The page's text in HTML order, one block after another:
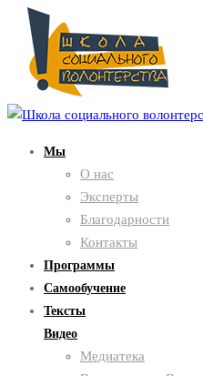
Мы
О нас
Эксперты
Благодарности
Контакты
Программы
Самообучение
Тексты
Видео
Медиатека